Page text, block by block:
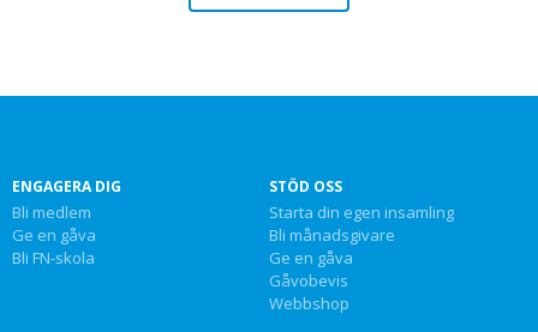
ENGAGERA DIG
Bli medlem
Ge en gåva
Bli FN-skola
STÖD OSS
Starta din egen insamling
Bli månadsgivare
Ge en gåva
Gåvobevis
Webbshop